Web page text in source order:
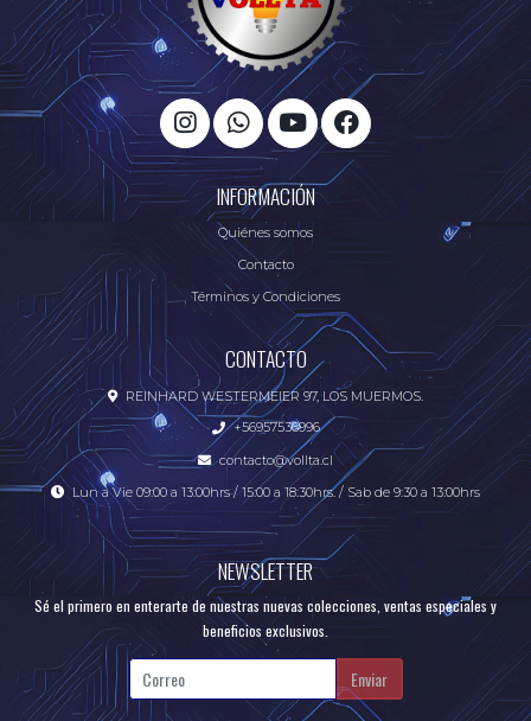
INFORMACIÓN
Quiénes somos
Contacto
Términos y Condiciones
CONTACTO
REINHARD WESTERMEIER 97, LOS MUERMOS.
+56957536996
contacto@vollta.cl
Lun a Vie 09:00 a 13:00hrs / 15:00 a 18:30hrs. / Sab de 9:30 a 13:00hrs
NEWSLETTER
Sé el primero en enterarte de nuestras nuevas colecciones, ventas especiales y
beneficios exclusivos.
Enviar